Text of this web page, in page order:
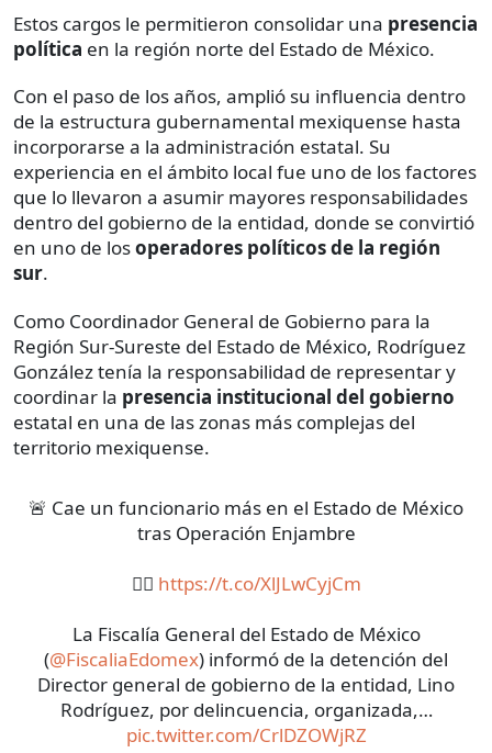
Estos cargos le permitieron consolidar una presencia
política en la región norte del Estado de México.
Con el paso de los años, amplió su influencia dentro
de la estructura gubernamental mexiquense hasta
incorporarse a la administración estatal. Su
experiencia en el ámbito local fue uno de los factores
que lo llevaron a asumir mayores responsabilidades
dentro del gobierno de la entidad, donde se convirtió
en uno de losoperadores políticos de la región
sur.
Como Coordinador General de Gobierno para la
Región Sur-Sureste del Estado de México, Rodríguez
González tenía la responsabilidad de representar y
coordinar la presencia institucional del gobierno
estatal en una de las zonas más complejas del
territorio mexiquense.
🚨 Cae un funcionario más en el Estado de México
tras Operación Enjambre
👉🏽 https://t.co/XlJLwCyjCm
La Fiscalía General del Estado de México
(@FiscaliaEdomex) informó de la detención del
Director general de gobierno de la entidad, Lino
Rodríguez, por delincuencia, organizada,…
pic.twitter.com/CrlDZOWjRZ